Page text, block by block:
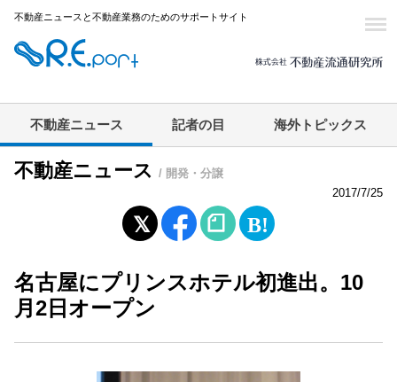
不動産ニュースと不動産業務のためのサポートサイト
不動産ニュース 記者の目 海外トピックス
不動産ニュース / 開発・分譲
2017/7/25
名古屋にプリンスホテル初進出。10
月2日オープン